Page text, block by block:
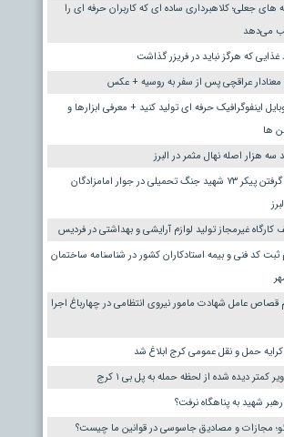
های جعلی؛ کلاهبرداری ساده ای که کاربران حرفه ای را
می‌دهد
غذایی که هرگز نباید در فریزر گذاشت
معنادار عراقچی پس از سفر به روسیه + عکس
اینفوگرافیک حرفه ای تولید کنید + معرفی ابزارها و
ها
سه هزار اصله نهال مثمر در البرز
آرام گرفتن پیکر ۷۳ شهید جنگ تحمیلی در جوار امامزادگان
غیرمجاز تولید لوازم آرایشی و بهداشتی در فردیس
ثبت کد فنی و بیمه استادکاران کشور در شناسنامه ساختمان
عامل شهادت مامور نیروی انتظامی در چهارباغ اجرا
حمل و نقل عمومی کرج ابلاغ شد
کمتر دیده شده از لحظه حمله به پل بی ۱ کرج
شهید به پناهگاه نرفت؟
مجازات و مصادیق جاسوسی در قوانین ما چیست؟